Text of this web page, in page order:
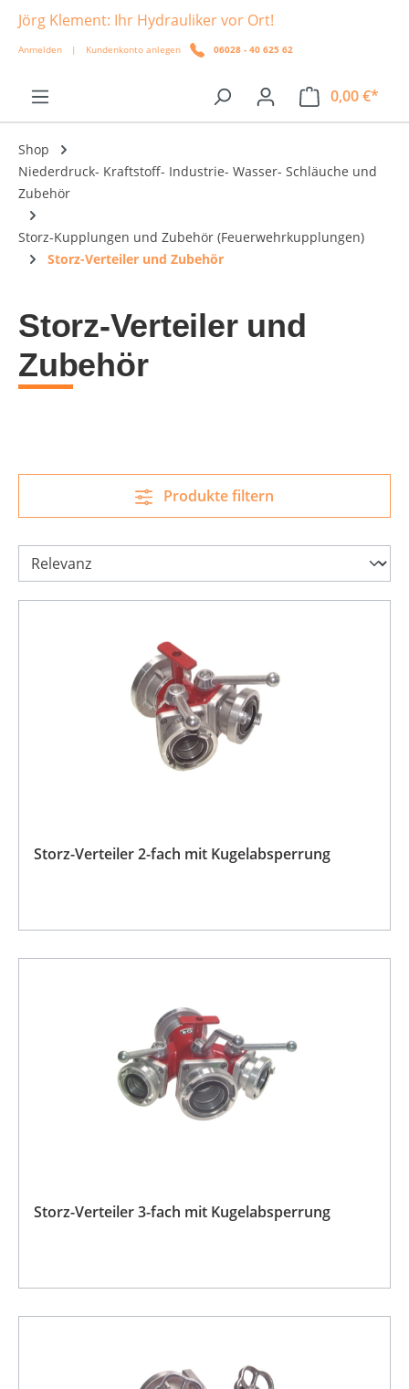
springen
Jörg Klement: Ihr Hydrauliker vor Ort!
Anmelden | Kundenkonto anlegen 06028 - 40 625 62
0,00 €*
Shop
Niederdruck- Kraftstoff- Industrie- Wasser- Schläuche und
Zubehör
Storz-Kupplungen und Zubehör (Feuerwehrkupplungen)
Storz-Verteiler und Zubehör
Storz-Verteiler und
Zubehör
Produkte filtern
Storz-Verteiler 2-fach mit Kugelabsperrung
Storz-Verteiler 3-fach mit Kugelabsperrung